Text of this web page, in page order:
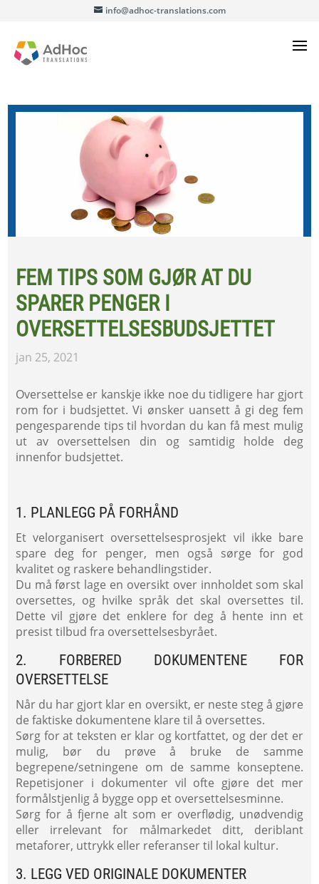
info@adhoc-translations.com
FEM TIPS SOM GJØR AT DU
SPARER PENGER I
OVERSETTELSESBUDSJETTET
jan 25, 2021
Oversettelse er kanskje ikke noe du tidligere har gjort
rom for i budsjettet. Vi ønsker uansett å gi deg fem
pengesparende tips til hvordan du kan få mest mulig
ut av oversettelsen din og samtidig holde deg
innenfor budsjettet.
1. PLANLEGG PÅ FORHÅND
Et velorganisert oversettelsesprosjekt vil ikke bare
spare deg for penger, men også sørge for god
kvalitet og raskere behandlingstider.
Du må først lage en oversikt over innholdet som skal
oversettes, og hvilke språk det skal oversettes til.
Dette vil gjøre det enklere for deg å hente inn et
presist tilbud fra oversettelsesbyrået.
2. FORBERED DOKUMENTENE FOR
OVERSETTELSE
Når du har gjort klar en oversikt, er neste steg å gjøre
de faktiske dokumentene klare til å oversettes.
Sørg for at teksten er klar og kortfattet, og der det er
mulig, bør du prøve å bruke de samme
begrepene/setningene om de samme konseptene.
Repetisjoner i dokumenter vil ofte gjøre det mer
formålstjenlig å bygge opp et oversettelsesminne.
Sørg for å fjerne alt som er overflødig, unødvendig
eller irrelevant for målmarkedet ditt, deriblant
metaforer, uttrykk eller referanser til lokal kultur.
3. LEGG VED ORIGINALE DOKUMENTER